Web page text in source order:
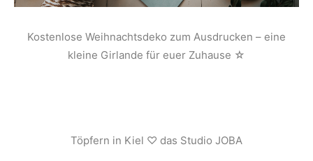
Kostenlose Weihnachtsdeko zum Ausdrucken – eine
kleine Girlande für euer Zuhause ☆
Töpfern in Kiel ♡ das Studio JOBA